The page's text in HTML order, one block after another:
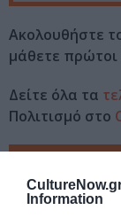
Information
Ακολουθήστε
μάθετε πρώτοι
Δείτε όλα τα
Πολιτισμό στο
Tags